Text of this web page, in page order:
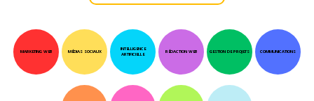
MARKETING WEB MÉDIAS SOCIAUX
INTELLIGENCE
ARTIFICIELLE
RÉDACTION WEB GESTION DE PROJETS COMMUNICATIONS